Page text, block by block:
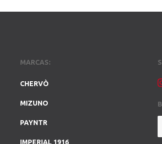
MARCAS:
CHERVÒ
MIZUNO
PAYNTR
IMPERIAL 1916